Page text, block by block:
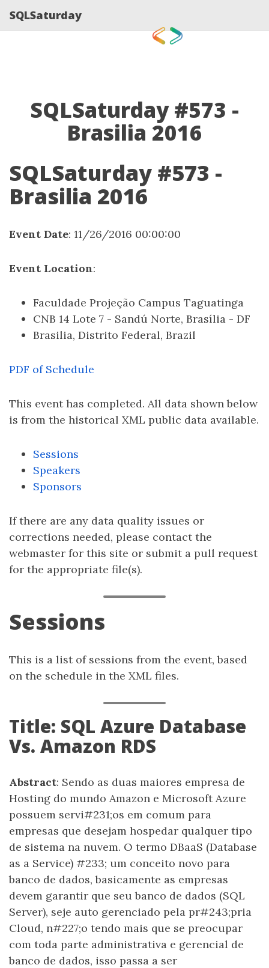
SQLSaturday
SQLSaturday #573 -
Brasilia 2016
SQLSaturday #573 -
Brasilia 2016
Event Date: 11/26/2016 00:00:00
Event Location:
Faculdade Projeção Campus Taguatinga
CNB 14 Lote 7 - Sandú Norte, Brasília - DF
Brasilia, Distrito Federal, Brazil
PDF of Schedule
This event has completed. All data shown below
is from the historical XML public data available.
Sessions
Speakers
Sponsors
If there are any data quality issues or
corrections needed, please contact the
webmaster for this site or submit a pull request
for the appropriate file(s).
Sessions
This is a list of sessions from the event, based
on the schedule in the XML files.
Title: SQL Azure Database
Vs. Amazon RDS
Abstract: Sendo as duas maiores empresa de
Hosting do mundo Amazon e Microsoft Azure
possuem servi#231;os em comum para
empresas que desejam hospedar qualquer tipo
de sistema na nuvem. O termo DBaaS (Database
as a Service) #233; um conceito novo para
banco de dados, basicamente as empresas
devem garantir que seu banco de dados (SQL
Server), seje auto gerenciado pela pr#243;pria
Cloud, n#227;o tendo mais que se preocupar
com toda parte administrativa e gerencial de
banco de dados, isso passa a ser